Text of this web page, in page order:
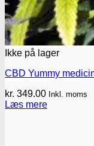
Ikke på lager
CBD Yummy
kr. 349.00 Inkl. moms
Læs mere